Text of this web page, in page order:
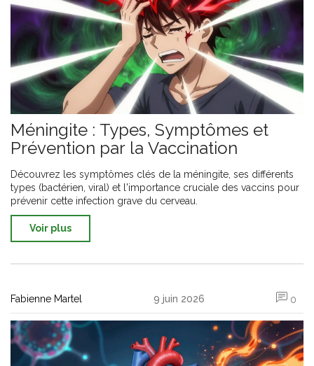
Méningite : Types, Symptômes et
Prévention par la Vaccination
Découvrez les symptômes clés de la méningite, ses différents
types (bactérien, viral) et l'importance cruciale des vaccins pour
prévenir cette infection grave du cerveau.
Voir plus
Fabienne Martel 9 juin 2026 0